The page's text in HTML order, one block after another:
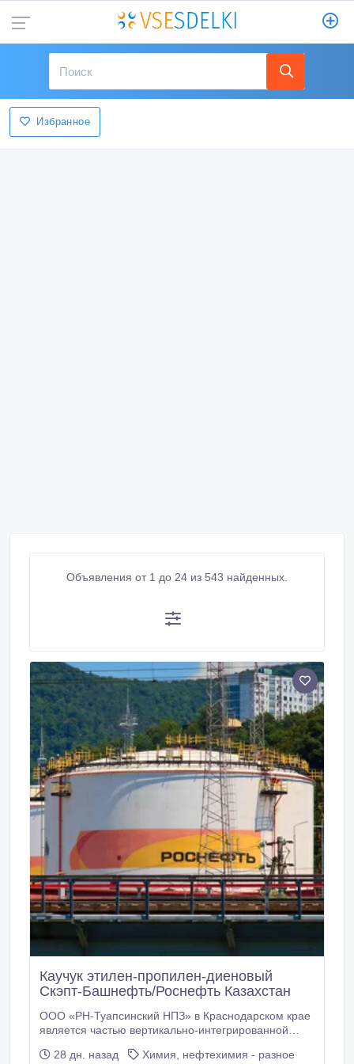
Избранное
Объявления от 1 до 24 из 543 найденных.
Каучук этилен-пропилен-диеновый
Скэпт-Башнефть/Роснефть Казахстан
ООО «РН-Туапсинский НПЗ» в Краснодарском крае
является частью вертикально-интегрированной
СКЕПТ на экспорт. Марки 30, 40, 50, 60, 70, 80 и
28 дн. назад
Химия, нефтехимия - разное